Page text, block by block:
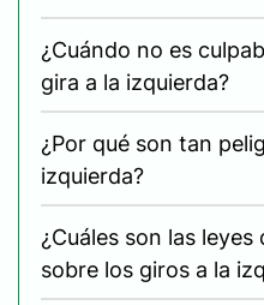
¿Cuándo no es
gira a la izquierda?
¿Por qué son tan
izquierda?
¿Cuáles son las
sobre los giros a la